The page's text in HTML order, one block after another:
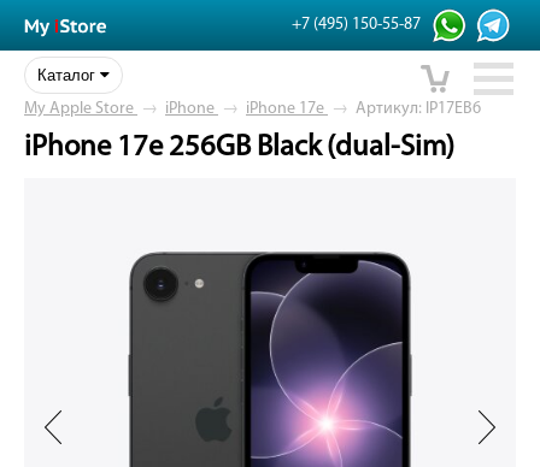
+7 (495) 150-55-87
Каталог
My Apple Store → iPhone → iPhone 17e → Артикул: IP17EB6
iPhone 17e 256GB Black (dual-Sim)